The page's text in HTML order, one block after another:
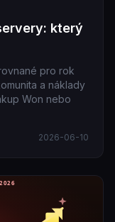
který
pro rok
a náklady
Won nebo
2026-06-10